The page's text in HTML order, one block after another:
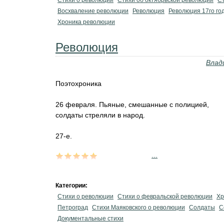
Восхваление революции
Революция
Революция 17го
Хроника революции
Революция
Поэтохроника
26 февраля. Пьяные, смешанные с полицией,
солдаты стреляли в народ.
27-е.
Категории:
Стихи о революции
Стихи о февральской революции
Петроград Стихи Маяковского о революции Солдаты
Документальные стихи